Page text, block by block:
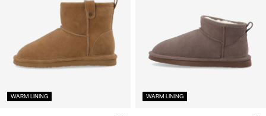
WARM LINING WARM LINING